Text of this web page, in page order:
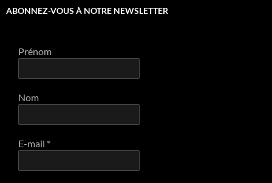
ABONNEZ-VOUS À NOTRE NEWSLETTER
Prénom
Nom
E-mail *